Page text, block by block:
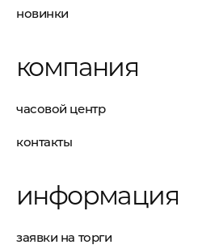
новинки
компания
часовой центр
контакты
информация
заявки на торги